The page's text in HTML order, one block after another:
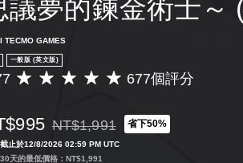
議夢的鍊金術士～
TECMO GAMES
一般版 (英文版)
677個評分
折扣前原價為NT$1,991
NT$1,991 省下50%
止於12/8/2026 02:59 PM UTC
天的最低價格：NT$1,991